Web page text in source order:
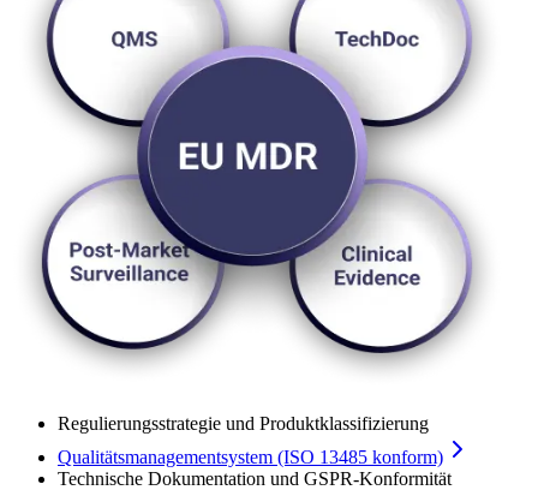
Regulierungsstrategie und Produktklassifizierung
Qualitätsmanagementsystem (ISO 13485 konform)
Technische Dokumentation und GSPR-Konformität